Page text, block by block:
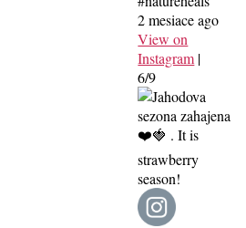
2 mesiace ago
View on
Instagram |
6/9